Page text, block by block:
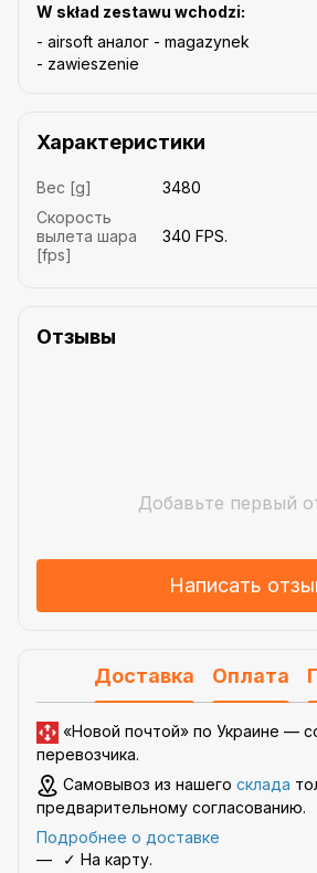
W skład zestawu wchodzi:
- airsoft аналог - magazynek
- zawieszenie
Характеристики
Вес [g]
3480
Скорость
вылета шара
[fps]
340 FPS.
Отзывы
Добавьте первый
Написать
Доставка Оплата
«Новой почтой» по Украине —
перевозчика.
Самовывоз из нашего склада
предварительному согласованию.
Подробнее о доставке
✓ На карту.